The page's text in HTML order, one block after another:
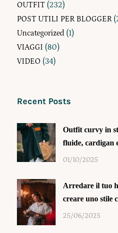
OUTFIT (232)
POST UTILI PER BLOGGER
Uncategorized (1)
VIAGGI (80)
VIDEO (34)
Recent Posts
Outfit curvy in
fluide, cardigan
01/10/2025
Arredare il tuo
creare uno stile
25/06/2025